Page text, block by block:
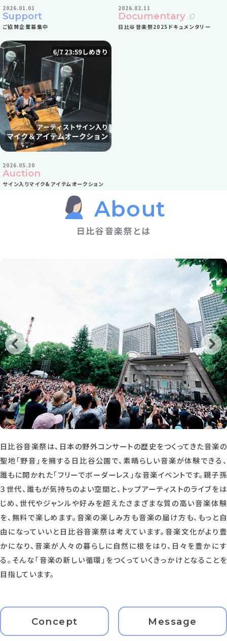
2026.01.01
Support
ご協賛企業募集中
2026.02.11
Documentary
日比谷音楽祭2025ドキュメンタリー
2026.05.30
Auction
サイン入りマイク&アイテムオークション
About
日比谷音楽祭とは
日比谷音楽祭は、日本の野外コンサートの歴史をつくってきた音楽の
聖地「野音」を擁する日比谷公園で、素晴らしい音楽が体験できる、
誰もに開かれた「フリーでボーダーレス」な音楽イベントです。親子孫
３世代、誰もが気持ちのよい空間と、トップアーティストのライブをは
じめ、世代やジャンルや好みを超えたさまざまな質の高い音楽体験
を、無料で楽しめます。音楽の楽しみ方も音楽の届け方も、もっと自
由になっていいと日比谷音楽祭は考えています。音楽文化がより豊
かになり、音楽が人々の暮らしに自然に根をはり、日々を豊かにす
る。そんな「音楽の新しい循環」をつくっていくきっかけとなることを
目指しています。
Concept Message